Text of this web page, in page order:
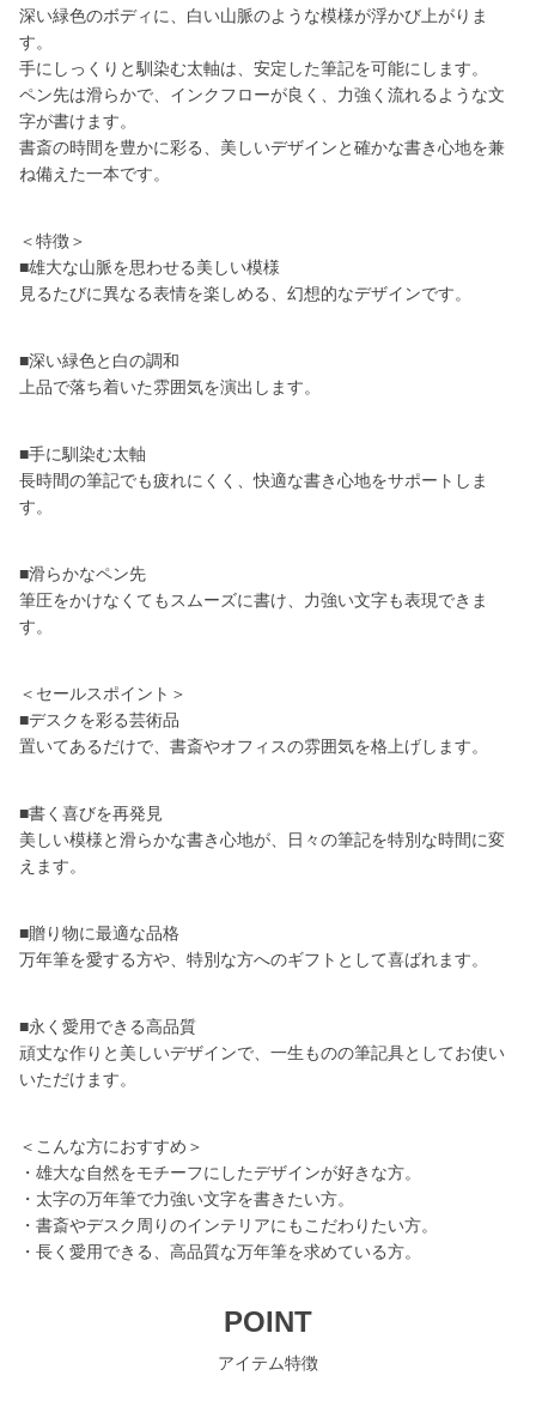
深い緑色のボディに、白い山脈のような模様が浮かび上がりま
す。
手にしっくりと馴染む太軸は、安定した筆記を可能にします。
ペン先は滑らかで、インクフローが良く、力強く流れるような文
字が書けます。
書斎の時間を豊かに彩る、美しいデザインと確かな書き心地を兼
ね備えた一本です。
＜特徴＞
■雄大な山脈を思わせる美しい模様
見るたびに異なる表情を楽しめる、幻想的なデザインです。
■深い緑色と白の調和
上品で落ち着いた雰囲気を演出します。
■手に馴染む太軸
長時間の筆記でも疲れにくく、快適な書き心地をサポートしま
す。
■滑らかなペン先
筆圧をかけなくてもスムーズに書け、力強い文字も表現できま
す。
＜セールスポイント＞
■デスクを彩る芸術品
置いてあるだけで、書斎やオフィスの雰囲気を格上げします。
■書く喜びを再発見
美しい模様と滑らかな書き心地が、日々の筆記を特別な時間に変
えます。
■贈り物に最適な品格
万年筆を愛する方や、特別な方へのギフトとして喜ばれます。
■永く愛用できる高品質
頑丈な作りと美しいデザインで、一生ものの筆記具としてお使い
いただけます。
＜こんな方におすすめ＞
・雄大な自然をモチーフにしたデザインが好きな方。
・太字の万年筆で力強い文字を書きたい方。
・書斎やデスク周りのインテリアにもこだわりたい方。
・長く愛用できる、高品質な万年筆を求めている方。
POINT
アイテム特徴